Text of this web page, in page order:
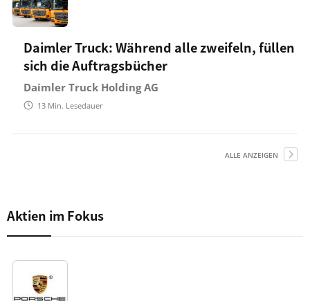
Daimler Truck: Während alle zweifeln, füllen
sich die Auftragsbücher
Daimler Truck Holding AG
13 Min. Lesedauer
ALLE ANZEIGEN
Aktien im Fokus